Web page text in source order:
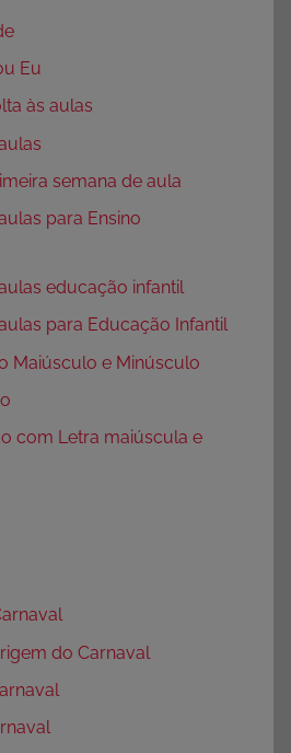
Eu
às aulas
semana de aula
para Ensino
educação infantil
para Educação Infantil
Maiúsculo e Minúsculo
com Letra maiúscula e
do Carnaval